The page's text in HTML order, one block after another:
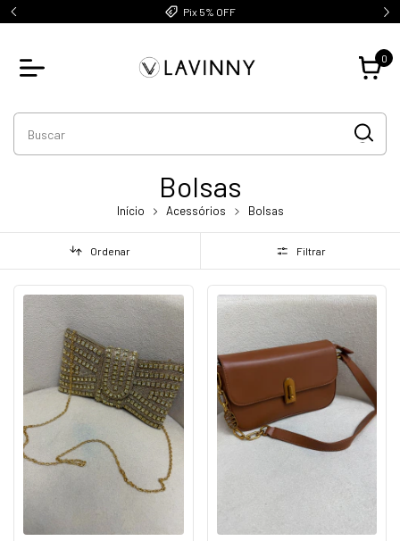
Pix 5% OFF
0
Bolsas
Início Acessórios Bolsas
Ordenar Filtrar